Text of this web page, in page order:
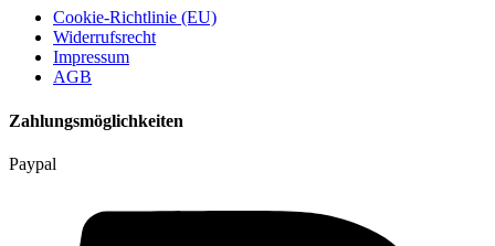
Cookie-Richtlinie (EU)
Widerrufsrecht
Impressum
AGB
Zahlungsmöglichkeiten
Paypal